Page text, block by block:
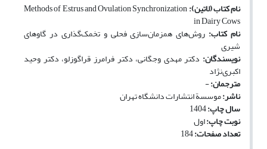
نام کتاب (لاتین):Methods of Estrus and Ovulation Synchronization
in Dairy Cows
نام کتاب: روش‌های همزمان‌سازی فحلی و تخمک‌گذاری در گاوهای
شیری
نویسندگان: دکتر مهدی وجگانی، دکتر فرامرز قراگوزلو، دکتر وحید
اکبری‌نژاد
مترجمان:-
ناشر:موسسة انتشارات دانشگاه تهران
سال چاپ:
نوبت چاپ:اول
تعداد صفحات: